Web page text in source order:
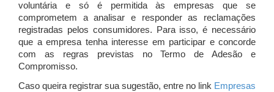
voluntária e só é permitida às empresas que se
comprometem a analisar e responder as reclamações
registradas pelos consumidores. Para isso, é necessário
que a empresa tenha interesse em participar e concorde
com as regras previstas no Termo de Adesão e
Compromisso.
Caso queira registrar sua sugestão, entre no link Empresas